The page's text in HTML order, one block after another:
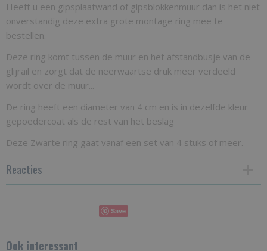
Bruto gewicht
0,30 Kg
Heeft u een gipsplaatwand of gipsblokkenmuur dan is het niet
onverstandig deze extra grote montage ring mee te
bestellen.
Deze ring komt tussen de muur en het afstandbusje van de
glijrail en zorgt dat de neerwaartse druk meer verdeeld
wordt over de muur...
De ring heeft een diameter van 4 cm en is in dezelfde kleur
gepoedercoat als de rest van het beslag
Deze Zwarte ring gaat vanaf een set van 4 stuks of meer.
Reacties
Save
Ook interessant